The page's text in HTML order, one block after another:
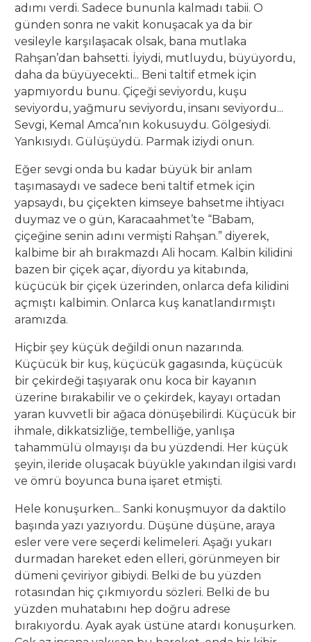
adımı verdi. Sadece bununla kalmadı tabii. O
günden sonra ne vakit konuşacak ya da bir
vesileyle karşılaşacak olsak, bana mutlaka
Rahşan’dan bahsetti. İyiydi, mutluydu, büyüyordu,
daha da büyüyecekti... Beni taltif etmek için
yapmıyordu bunu. Çiçeği seviyordu, kuşu
seviyordu, yağmuru seviyordu, insanı seviyordu...
Sevgi, Kemal Amca’nın kokusuydu. Gölgesiydi.
Yankısıydı. Gülüşüydü. Parmak iziydi onun.
Eğer sevgi onda bu kadar büyük bir anlam
taşımasaydı ve sadece beni taltif etmek için
yapsaydı, bu çiçekten kimseye bahsetme ihtiyacı
duymaz ve o gün, Karacaahmet’te “Babam,
çiçeğine senin adını vermişti Rahşan.” diyerek,
kalbime bir ah bırakmazdı Ali hocam. Kalbin kilidini
bazen bir çiçek açar, diyordu ya kitabında,
küçücük bir çiçek üzerinden, onlarca defa kilidini
açmıştı kalbimin. Onlarca kuş kanatlandırmıştı
aramızda.
Hiçbir şey küçük değildi onun nazarında.
Küçücük bir kuş, küçücük gagasında, küçücük
bir çekirdeği taşıyarak onu koca bir kayanın
üzerine bırakabilir ve o çekirdek, kayayı ortadan
yaran kuvvetli bir ağaca dönüşebilirdi. Küçücük bir
ihmale, dikkatsizliğe, tembelliğe, yanlışa
tahammülü olmayışı da bu yüzdendi. Her küçük
şeyin, ileride oluşacak büyükle yakından ilgisi vardı
ve ömrü boyunca buna işaret etmişti.
Hele konuşurken... Sanki konuşmuyor da daktilo
başında yazı yazıyordu. Düşüne düşüne, araya
esler vere vere seçerdi kelimeleri. Aşağı yukarı
durmadan hareket eden elleri, görünmeyen bir
dümeni çeviriyor gibiydi. Belki de bu yüzden
rotasından hiç çıkmıyordu sözleri. Belki de bu
yüzden muhatabını hep doğru adrese
bırakıyordu. Ayak ayak üstüne atardı konuşurken.